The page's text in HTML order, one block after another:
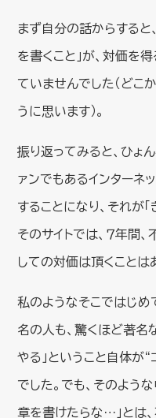
まず自分の話からすると
を書くこと」が、対価を
ていませんでした（どこ
うに思います）。
振り返ってみると、ひょ
ァンでもあるインターネ
することになり、それが
そのサイトでは、７年間
しての対価は頂くことは
私のようなそこではじめ
名の人も、驚くほど著名
やる」ということ自体が
でした。でも、そのよう
章を書けたらな…」とは